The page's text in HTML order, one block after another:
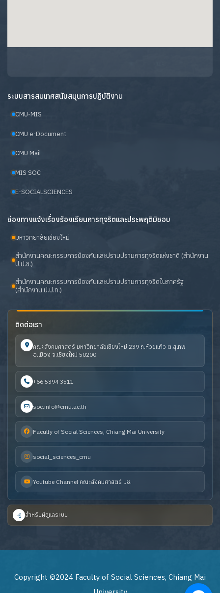
ระบบสารสนเทศสนับสนุนการปฏิบัติงาน
CMU-MIS
CMU e-Document
CMU Mail
MIS SOC
E-SOCIALSCIENCES
ช่องทางแจ้งเรื่องร้องเรียนการทุจริตและประพฤติมิชอบ
มหาวิทยาลัยเชียงใหม่
สำนักงานคณะกรรมการป้องกันและปราบปรามการทุจริตแห่งชาติ (สำนักงาน
ป.ป.ช.)
สำนักงานคณะกรรมการป้องกันและปราบปรามการทุจริตในภาครัฐ
(สำนักงาน ป.ป.ท.)
ติดต่อเรา
คณะสังคมศาสตร์ มหาวิทยาลัยเชียงใหม่ 239 ถ.ห้วยแก้ว ต.สุเทพ
อ.เมือง จ.เชียงใหม่ 50200
+66 5394 3511
soc.info@cmu.ac.th
Faculty of Social Sciences, Chiang Mai University
social_sciences_cmu
Youtube Channel คณะสังคมศาสตร์ มช.
สำหรับผู้ดูแลระบบ
Copyright ©2024 Faculty of Social Sciences, Chiang Mai